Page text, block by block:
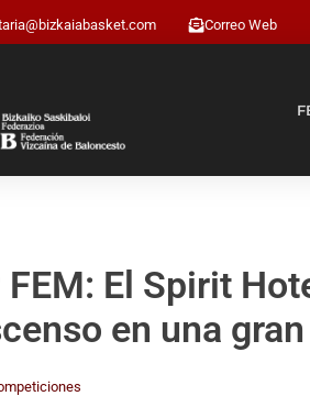
Correo Web
FEM: El Spirit
en una